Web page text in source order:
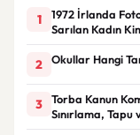
1
1972 İrlanda
Sarılan Kadın
2 Okullar Hangi
3
Torba Kanun
Sınırlama,